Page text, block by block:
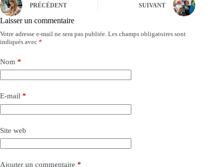
PRÉCÉDENT SUIVANT
Laisser un commentaire
Votre adresse e-mail ne sera pas publiée. Les champs obligatoires sont
indiqués avec *
Nom *
E-mail *
Site web
Ajouter un commentaire *